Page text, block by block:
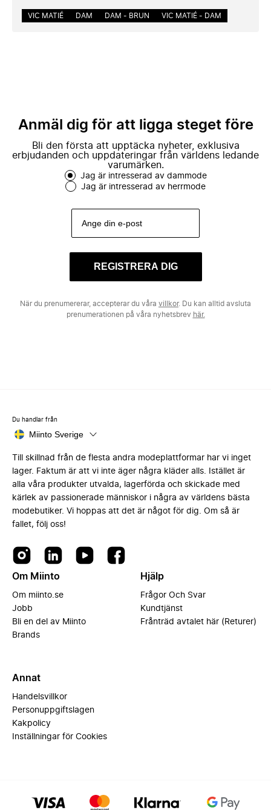
VIC MATIÉ DAM DAM - BRUN VIC MATIÉ - DAM
Anmäl dig för att ligga steget före
Bli den första att upptäcka nyheter, exklusiva
erbjudanden och uppdateringar från världens ledande
varumärken.
Jag är intresserad av dammode
Jag är intresserad av herrmode
REGISTRERA DIG
När du prenumererar, accepterar du våra villkor. Du kan alltid avsluta
prenumerationen på våra nyhetsbrev här.
Du handlar från
Miinto Sverige
Till skillnad från de flesta andra modeplattformar har vi inget
lager. Faktum är att vi inte äger några kläder alls. Istället är
alla våra produkter utvalda, lagerförda och skickade med
kärlek av passionerade människor i några av världens bästa
modebutiker. Vi hoppas att det är något för dig. Om så är
fallet, följ oss!
Om Miinto
Om miinto.se
Jobb
Bli en del av Miinto
Brands
Hjälp
Frågor Och Svar
Kundtjänst
Frånträd avtalet här (Returer)
Annat
Handelsvillkor
Personuppgiftslagen
Kakpolicy
Inställningar för Cookies